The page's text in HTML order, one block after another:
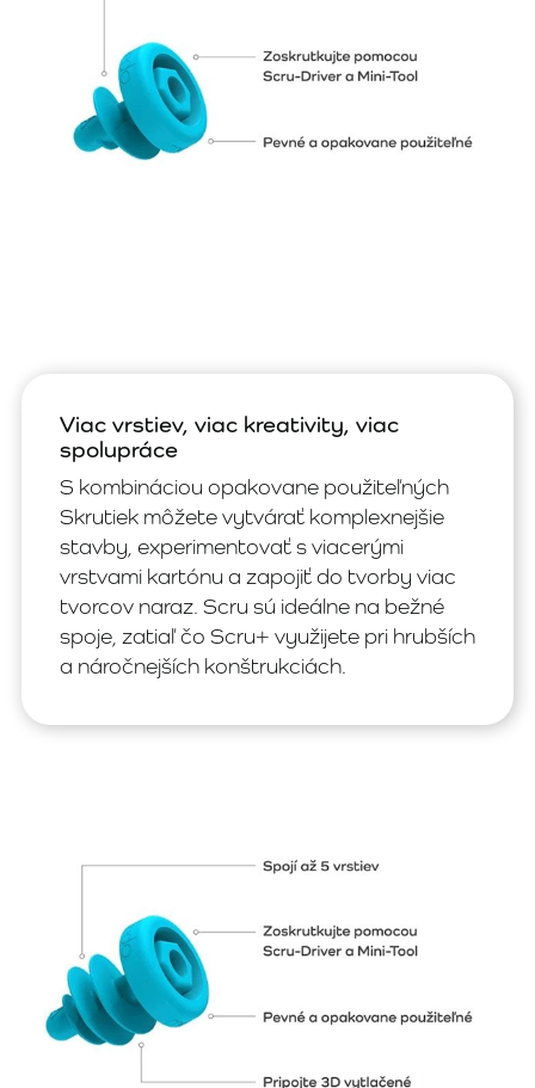
Viac vrstiev, viac kreativity, viac
spolupráce
S kombináciou opakovane použiteľných
Skrutiek môžete vytvárať komplexnejšie
stavby, experimentovať s viacerými
vrstvami kartónu a zapojiť do tvorby viac
tvorcov naraz. Scru sú ideálne na bežné
spoje, zatiaľ čo Scru+ využijete pri hrubších
a náročnejších konštrukciách.